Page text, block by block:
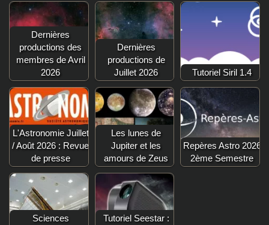
Dernières
productions des
membres de Avril
2026
Dernières
productions de
Juillet 2026
Tutoriel Siril 1.4
L'Astronomie Juillet
/ Août 2026 : Revue
de presse
Les lunes de
Jupiter et les
amours de Zeus
Repères Astro 2026
2ème Semestre
Sciences
Tutoriel Seestar :